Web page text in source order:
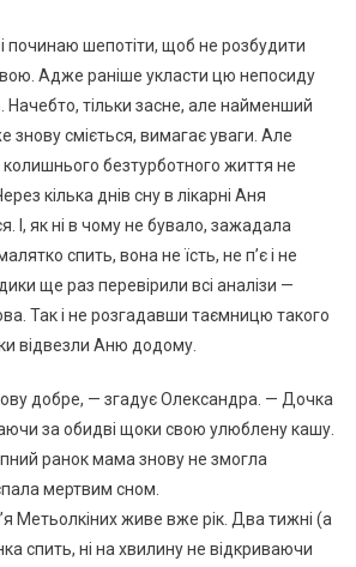
починаю шепотіти, щоб не розбудити
Адже раніше укласти цю непосиду
Начебто, тільки засне, але найменший
знову сміється, вимагає уваги. Але
колишнього безтурботного життя не
кілька днів сну в лікарні Аня
І, як ні в чому не бувало, зажадала
спить, вона не їсть, не п’є і не
ще раз перевірили всі аналізи —
Так і не розгадавши таємницю такого
відвезли Аню додому.
добре, — згадує Олександра. — Дочка
за обидві щоки свою улюблену кашу.
ранок мама знову не змогла
мертвим сном.
Метьолкіних живе вже рік. Два тижні (а
спить, ні на хвилину не відкриваючи